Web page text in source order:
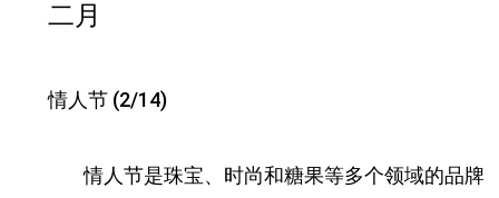
二月
情人节 (2/14)
情人节是珠宝、时尚和糖果等多个领域的品牌